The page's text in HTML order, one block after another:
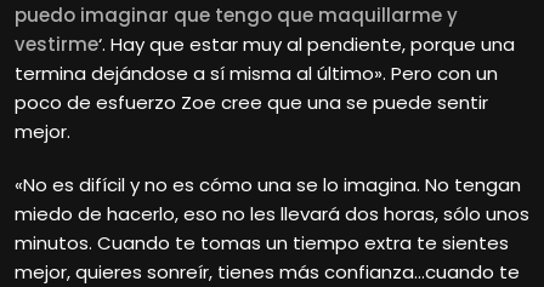
puedo imaginar que tengo que maquillarme y
vestirme‘. Hay que estar muy al pendiente, porque una
termina dejándose a sí misma al último». Pero con un
poco de esfuerzo Zoe cree que una se puede sentir
mejor.
«No es difícil y no es cómo una se lo imagina. No tengan
miedo de hacerlo, eso no les llevará dos horas, sólo unos
minutos. Cuando te tomas un tiempo extra te sientes
mejor, quieres sonreír, tienes más confianza…cuando te